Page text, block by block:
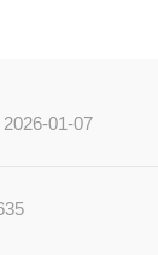
2026-01-07